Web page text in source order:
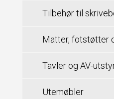
Tilbehør til
Matter, fotstøtter
Tavler og AV-
Utemøbler